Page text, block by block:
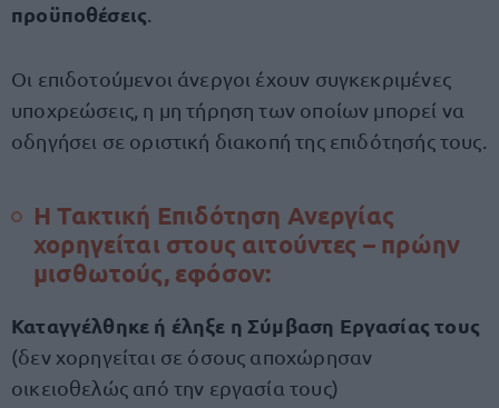
πρoϋποθέσεις
Οι επιδοτούμενοι άνεργοι έχουν συγκεκριμένες
υποχρεώσεις, η μη τήρηση των οποίων μπορεί να
οδηγήσει σε οριστική διακοπή της επιδότησής τους.
Η Τακτική Επιδότηση Ανεργίας
χορηγείται στους αιτούντες – πρώην
μισθωτούς, εφόσον:
Καταγγέλθηκε ή έληξε η Σύμβαση Εργασίας τους
(δεν χορηγείται σε όσους αποχώρησαν
οικειοθελώς από την εργασία τους)